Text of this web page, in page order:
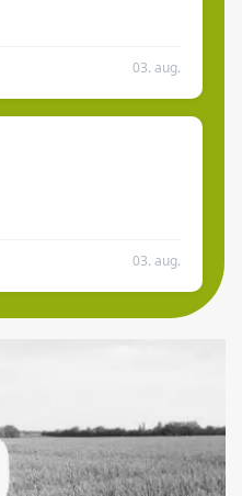
03. aug.
03. aug.